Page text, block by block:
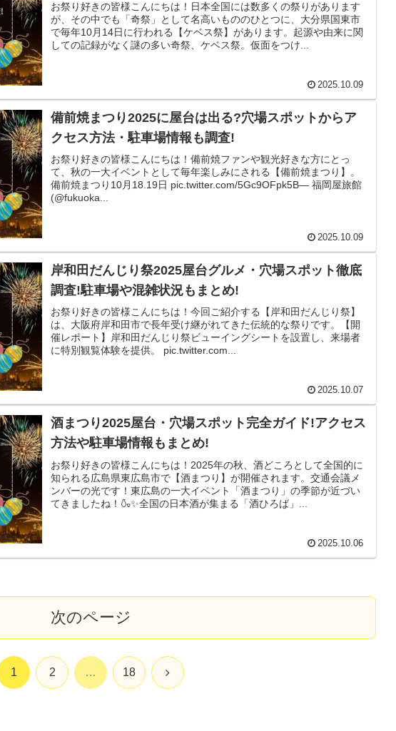
お祭り好きの皆様こんにちは！日本全国には数多くの祭りがあります
が、その中でも「奇祭」として名高いもののひとつに、大分県国東市
で毎年10月14日に行われる【ケベス祭】があります。起源や由来に関
しての記録がなく謎の多い奇祭、ケベス祭。仮面をつけ...
2025.10.09
備前焼まつり2025に屋台は出る?穴場スポットからア
クセス方法・駐車場情報も調査!
お祭り好きの皆様こんにちは！備前焼ファンや観光好きな方にとっ
て、秋の一大イベントとして毎年楽しみにされる【備前焼まつり】。
備前焼まつり10月18.19日 pic.twitter.com/5Gc9OFpk5B— 福岡屋旅館
(@fukuoka...
2025.10.09
岸和田だんじり祭2025屋台グルメ・穴場スポット徹底
調査!駐車場や混雑状況もまとめ!
お祭り好きの皆様こんにちは！今回ご紹介する【岸和田だんじり祭】
は、大阪府岸和田市で長年受け継がれてきた伝統的な祭りです。【開
催レポート】岸和田だんじり祭ビューイングシートを設置し、来場者
に特別観覧体験を提供。 pic.twitter.com...
2025.10.07
酒まつり2025屋台・穴場スポット完全ガイド!アクセス
方法や駐車場情報もまとめ!
お祭り好きの皆様こんにちは！2025年の秋、酒どころとして全国的に
知られる広島県東広島市で【酒まつり】が開催されます。交通会議メ
ンバーの光です！東広島の一大イベント「酒まつり」の季節が近づい
てきましたね！🍶✨全国の日本酒が集まる「酒ひろば」...
2025.10.06
次のページ
1 2 … 18 次